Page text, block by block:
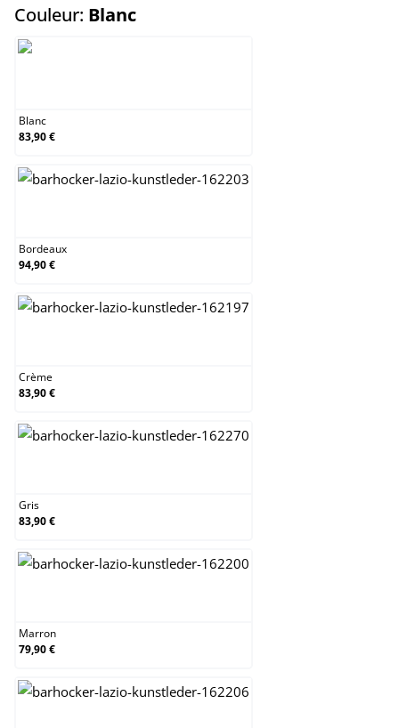
Couleur: Blancselect
Blanc
83,90 €
Bordeaux
94,90 €
Crème
83,90 €
Gris
83,90 €
Marron
79,90 €